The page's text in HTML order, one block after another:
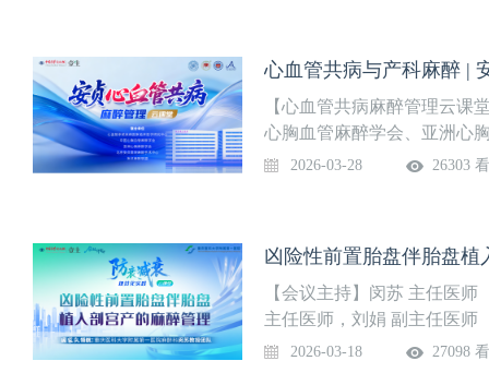
心血管共病与产科麻醉 |
【心血管共病麻醉管理云课
心胸血管麻醉学会、亚洲心
联盟联合主办。本栏目聚焦
底的周六更新一期，敬请关
妊娠合并冠心病行剖宫产术
分享
2026-03-28 26303
【会议主持】闵苏 主任医
主任医师，刘娟 副主任医师
衰”理念是重庆医科大学附
2026-03-18 27098